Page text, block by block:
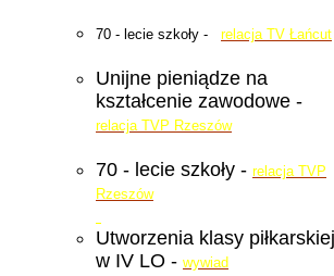
70 - lecie szkoły - relacja TV Łańcut
Unijne pieniądze na
kształcenie zawodowe -
relacja TVP Rzeszów
70 - lecie szkoły - relacja TVP
Rzeszów
Utworzenia klasy piłkarskiej
w IV LO - wywiad